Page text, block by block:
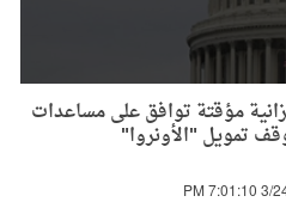
مؤقتة توافق على مساعدات
"الأونروا"